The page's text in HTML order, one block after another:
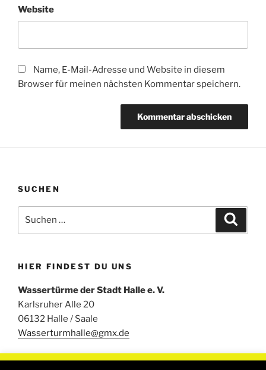
Website
Name, E-Mail-Adresse und Website in diesem
Browser für meinen nächsten Kommentar speichern.
SUCHEN
nach:
HIER FINDEST DU UNS
Wassertürme der Stadt Halle e. V.
Karlsruher Alle 20
06132 Halle / Saale
Wasserturmhalle@gmx.de